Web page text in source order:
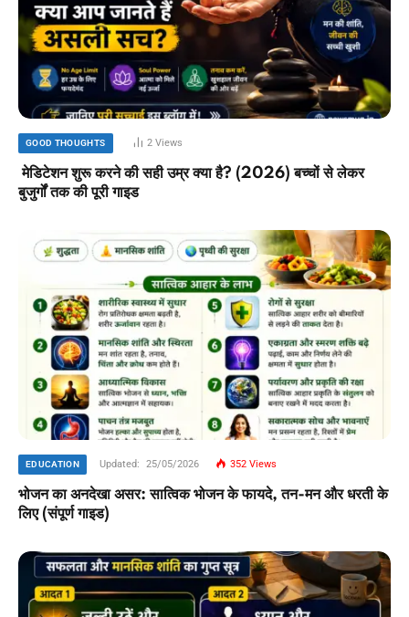
GOOD THOUGHTS 2 Views
मेडिटेशन शुरू करने की सही उम्र क्या है? (2026) बच्चों से लेकर
बुजुर्गों तक की पूरी गाइड
EDUCATION Updated: 25/05/2026 352Views
भोजन का अनदेखा असर: सात्विक भोजन के फायदे, तन-मन और धरती के
लिए (संपूर्ण गाइड)